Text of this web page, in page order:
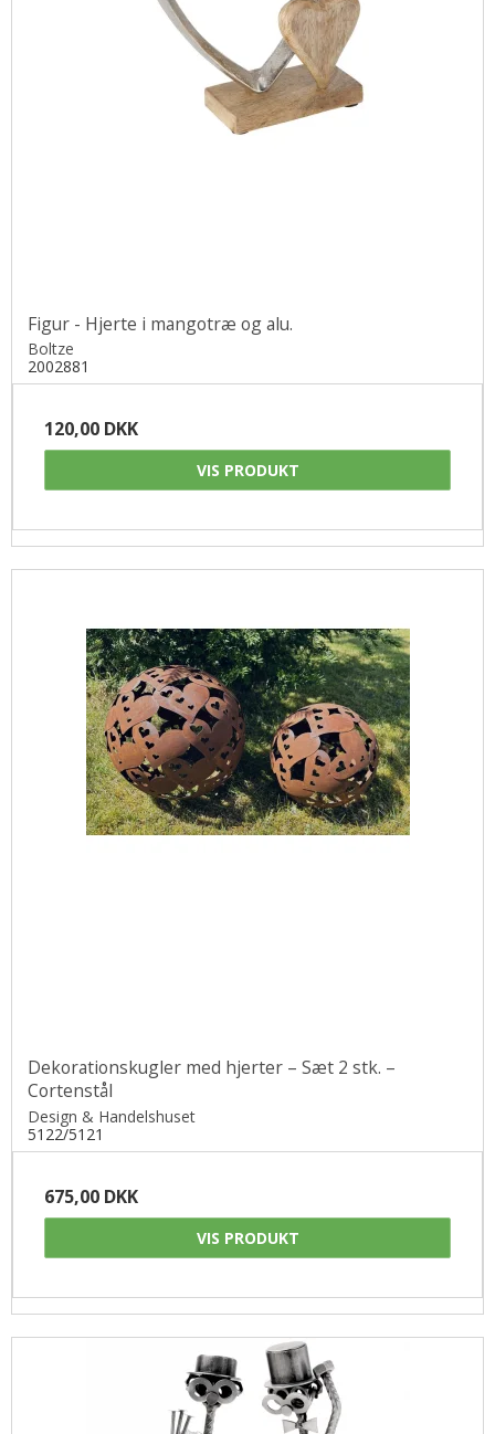
Figur - Hjerte i mangotræ og alu.
Boltze
2002881
120,00 DKK
VIS PRODUKT
Dekorationskugler med hjerter – Sæt 2 stk. –
Cortenstål
Design & Handelshuset
5122/5121
675,00 DKK
VIS PRODUKT